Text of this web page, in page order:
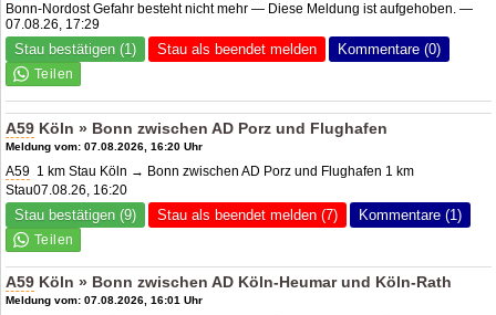
Bonn-Nordost Gefahr besteht nicht mehr — Diese Meldung ist aufgehoben. —
07.08.26, 17:29
Stau bestätigen (1) Stau als beendet melden Kommentare (0)
A59 Köln » Bonn zwischenAD Porz und Flughafen
Meldung vom: 07.08.2026, 16:20 Uhr
A59 1 km Stau Köln → Bonn zwischenAD Porz und Flughafen 1 km
Stau07.08.26, 16:20
Stau bestätigen (9) Stau als beendet melden (7) Kommentare (1)
A59 Köln » Bonn zwischenAD Köln-Heumarund Köln-Rath
Meldung vom: 07.08.2026, 16:01 Uhr